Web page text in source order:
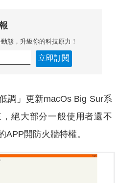
態，升級你的科技原力！
立即訂閱
調」更新macOs Big Sur系
絕大部分一般使用者還不
APP開防火牆特權。